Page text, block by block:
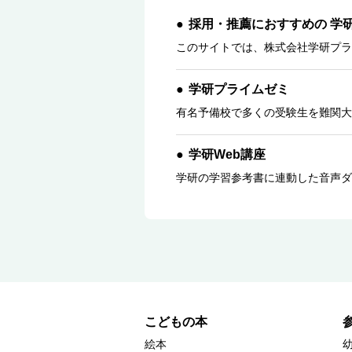
採用・推薦におすすめの 学
このサイトでは、株式会社学研プ
学研プライムゼミ
有名予備校で多くの受験生を難関
学研Web講座
学研の学習参考書に連動した音声
こどもの本
絵本